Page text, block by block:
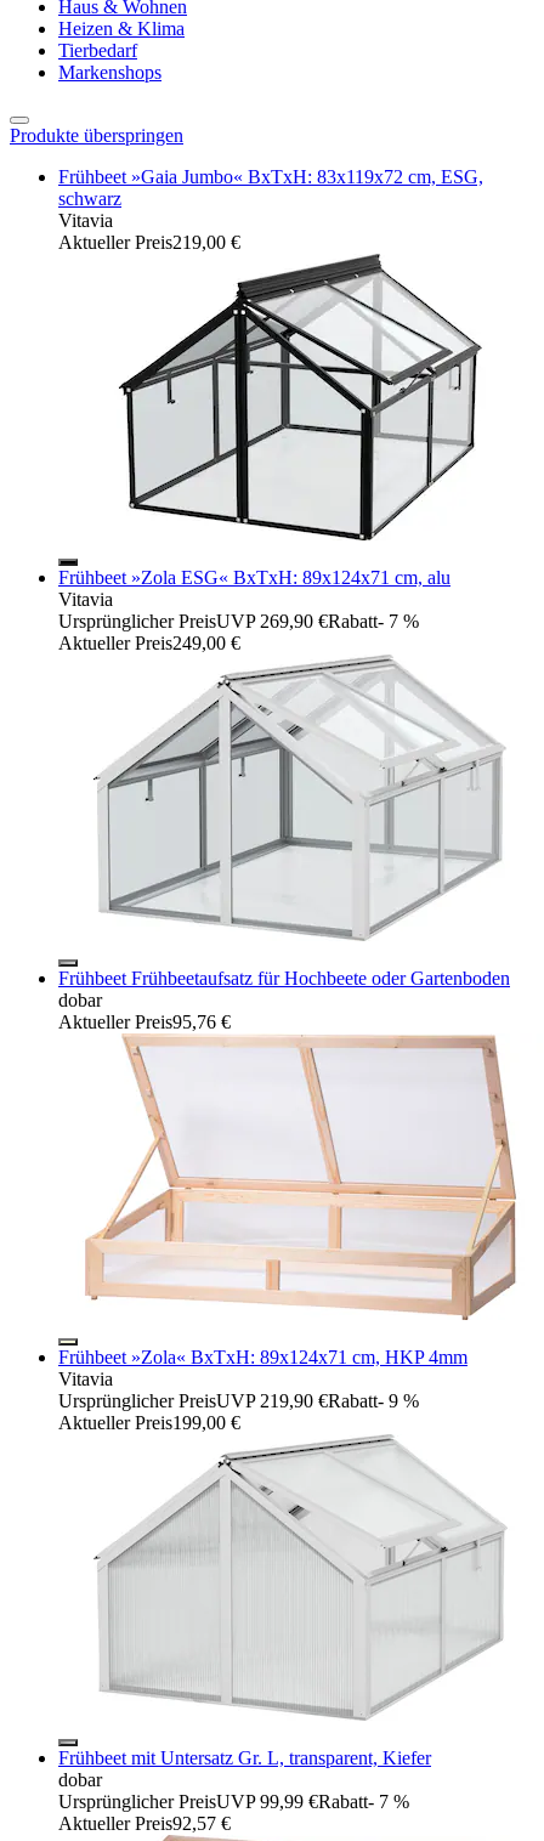
Haus & Wohnen
Heizen & Klima
Tierbedarf
Markenshops
Produkte überspringen
Frühbeet »Gaia Jumbo« BxTxH: 83x119x72 cm, ESG,
schwarz
Vitavia
Aktueller Preis219,00 €
Frühbeet »Zola ESG« BxTxH: 89x124x71 cm, alu
Vitavia
Ursprünglicher PreisUVP 269,90 €Rabatt- 7 %
Aktueller Preis249,00 €
Frühbeet Frühbeetaufsatz für Hochbeete oder Gartenboden
dobar
Aktueller Preis95,76 €
Frühbeet »Zola« BxTxH: 89x124x71 cm, HKP 4mm
Vitavia
Ursprünglicher PreisUVP 219,90 €Rabatt- 9 %
Aktueller Preis199,00 €
Frühbeet mit Untersatz Gr. L, transparent, Kiefer
dobar
Ursprünglicher PreisUVP 99,99 €Rabatt- 7 %
Aktueller Preis92,57 €